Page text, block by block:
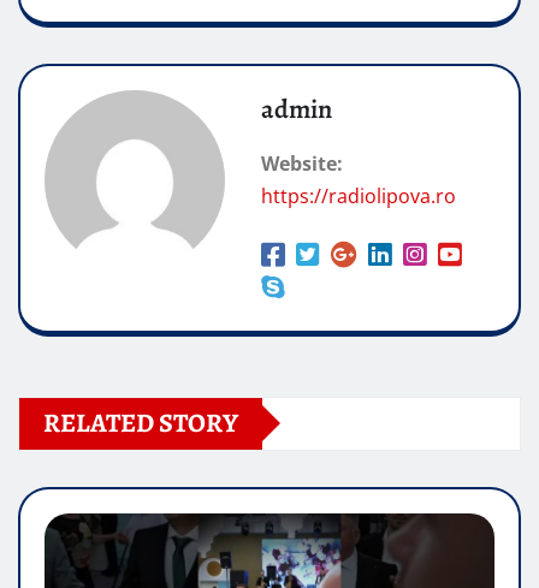
admin
Website:
https://radiolipova.ro
RELATED STORY